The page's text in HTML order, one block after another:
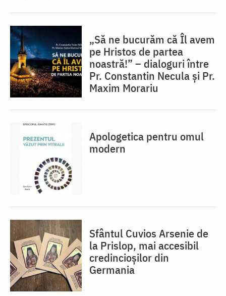
„Să ne bucurăm că Îl avem
pe Hristos de partea
noastră!” – dialoguri între
Pr. Constantin Necula și Pr.
Maxim Morariu
Apologetica pentru omul
modern
Sfântul Cuvios Arsenie de
la Prislop, mai accesibil
credincioșilor din
Germania